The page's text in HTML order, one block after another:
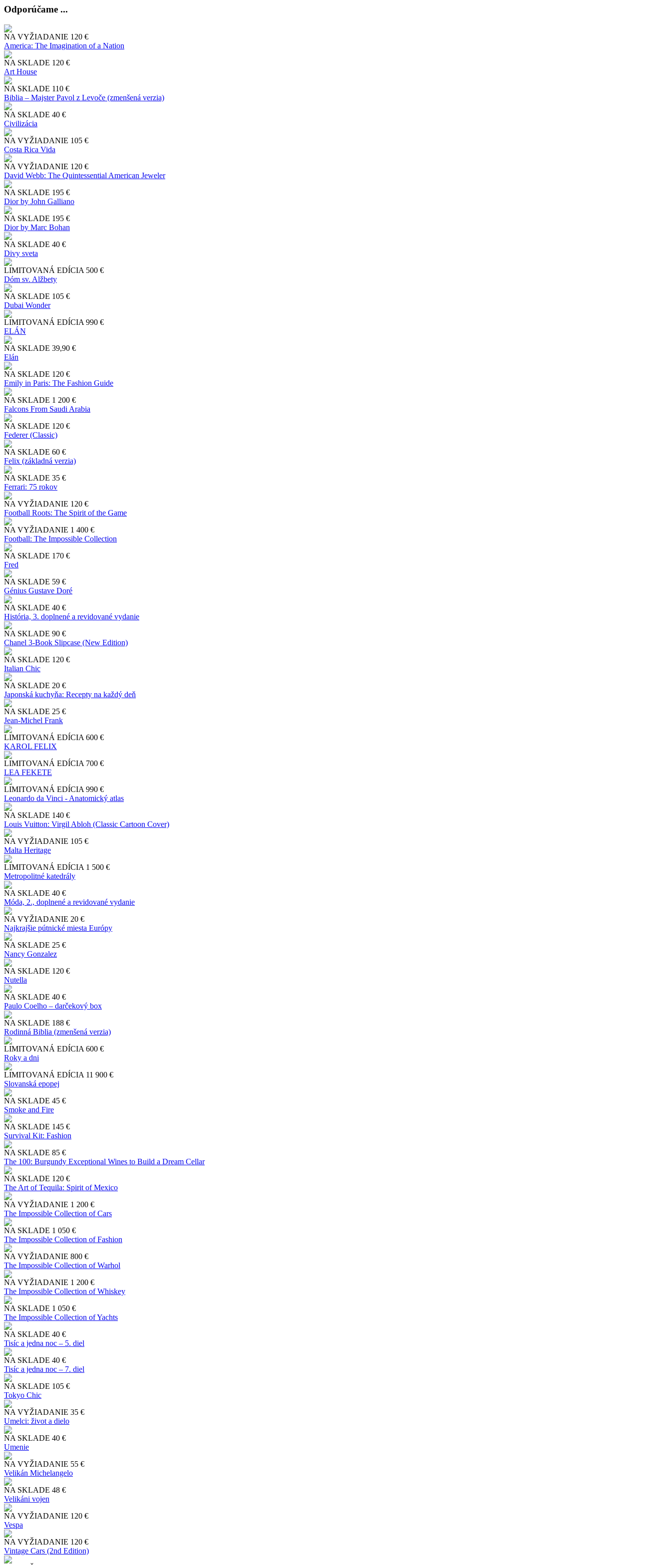
Odporúčame ...
NA VYŽIADANIE 120 €
America: The Imagination of a Nation
NA SKLADE 120 €
Art House
NA SKLADE 110 €
Biblia – Majster Pavol z Levoče (zmenšená verzia)
NA SKLADE 40 €
Civilizácia
NA VYŽIADANIE 105 €
Costa Rica Vida
NA VYŽIADANIE 120 €
David Webb: The Quintessential American Jeweler
NA SKLADE 195 €
Dior by John Galliano
NA SKLADE 195 €
Dior by Marc Bohan
NA SKLADE 40 €
Divy sveta
LIMITOVANÁ EDÍCIA 500 €
Dóm sv. Alžbety
NA SKLADE 105 €
Dubai Wonder
LIMITOVANÁ EDÍCIA 990 €
ELÁN
NA SKLADE 39,90 €
Elán
NA SKLADE 120 €
Emily in Paris: The Fashion Guide
NA SKLADE 1 200 €
Falcons From Saudi Arabia
NA SKLADE 120 €
Federer (Classic)
NA SKLADE 60 €
Felix (základná verzia)
NA SKLADE 35 €
Ferrari: 75 rokov
NA VYŽIADANIE 120 €
Football Roots: The Spirit of the Game
NA VYŽIADANIE 1 400 €
Football: The Impossible Collection
NA SKLADE 170 €
Fred
NA SKLADE 59 €
Génius Gustave Doré
NA SKLADE 40 €
História, 3. doplnené a revidované vydanie
NA SKLADE 90 €
Chanel 3-Book Slipcase (New Edition)
NA SKLADE 120 €
Italian Chic
NA SKLADE 20 €
Japonská kuchyňa: Recepty na každý deň
NA SKLADE 25 €
Jean-Michel Frank
LIMITOVANÁ EDÍCIA 600 €
KAROL FELIX
LIMITOVANÁ EDÍCIA 700 €
LEA FEKETE
LIMITOVANÁ EDÍCIA 990 €
Leonardo da Vinci - Anatomický atlas
NA SKLADE 140 €
Louis Vuitton: Virgil Abloh (Classic Cartoon Cover)
NA VYŽIADANIE 105 €
Malta Heritage
LIMITOVANÁ EDÍCIA 1 500 €
Metropolitné katedrály
NA SKLADE 40 €
Móda, 2., doplnené a revidované vydanie
NA VYŽIADANIE 20 €
Najkrajšie pútnické miesta Európy
NA SKLADE 25 €
Nancy Gonzalez
NA SKLADE 120 €
Nutella
NA SKLADE 40 €
Paulo Coelho – darčekový box
NA SKLADE 188 €
Rodinná Biblia (zmenšená verzia)
LIMITOVANÁ EDÍCIA 600 €
Roky a dni
LIMITOVANÁ EDÍCIA 11 900 €
Slo​vanská epopej
NA SKLADE 45 €
Smoke and Fire
NA SKLADE 145 €
Survival Kit: Fashion
NA SKLADE 85 €
The 100: Burgundy Exceptional Wines to Build a Dream Cellar
NA SKLADE 120 €
The Art of Tequila: Spirit of Mexico
NA VYŽIADANIE 1 200 €
The Impossible Collection of Cars
NA SKLADE 1 050 €
The Impossible Collection of Fashion
NA VYŽIADANIE 800 €
The Impossible Collection of Warhol
NA VYŽIADANIE 1 200 €
The Impossible Collection of Whiskey
NA SKLADE 1 050 €
The Impossible Collection of Yachts
NA SKLADE 40 €
Tisíc a jedna noc – 5. diel
NA SKLADE 40 €
Tisíc a jedna noc – 7. diel
NA SKLADE 105 €
Tokyo Chic
NA VYŽIADANIE 35 €
Umelci: život a dielo
NA SKLADE 40 €
Umenie
NA VYŽIADANIE 55 €
Velikán Michelangelo
NA SKLADE 48 €
Velikáni vojen
NA VYŽIADANIE 120 €
Vespa
NA VYŽIADANIE 120 €
Vintage Cars (2nd Edition)